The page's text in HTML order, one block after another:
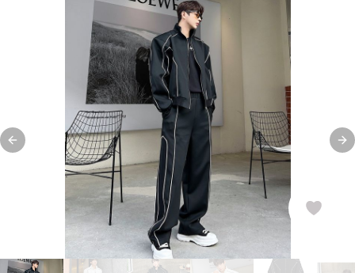
Previous slide